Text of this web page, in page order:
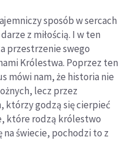
sposób w sercach
z miłością. I w ten
przestrzenie swego
Królestwa. Poprzez ten
mówi nam, że historia nie
lecz przez
którzy godzą się cierpieć
które rodzą królestwo
na świecie, pochodzi to z